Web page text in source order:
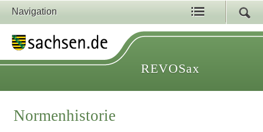
Navigation
REVOSax
Normenhistorie